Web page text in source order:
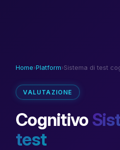
Home›Platform›Sistema di test
VALUTAZIONE
Cognitivo
test